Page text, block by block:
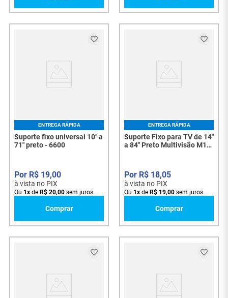
ENTREGA RÁPIDA
Suporte fixo universal 10" a
71" preto - 6600
R$ 19,00
à vista no PIX
Ou 1x de R$ 20,00 sem juros
Comprar
ENTREGA RÁPIDA
Suporte Fixo para TV de 14"
a 84" Preto Multivisão M1-
R$ 18,05
à vista no PIX
Ou 1x de R$ 19,00 sem juros
Comprar